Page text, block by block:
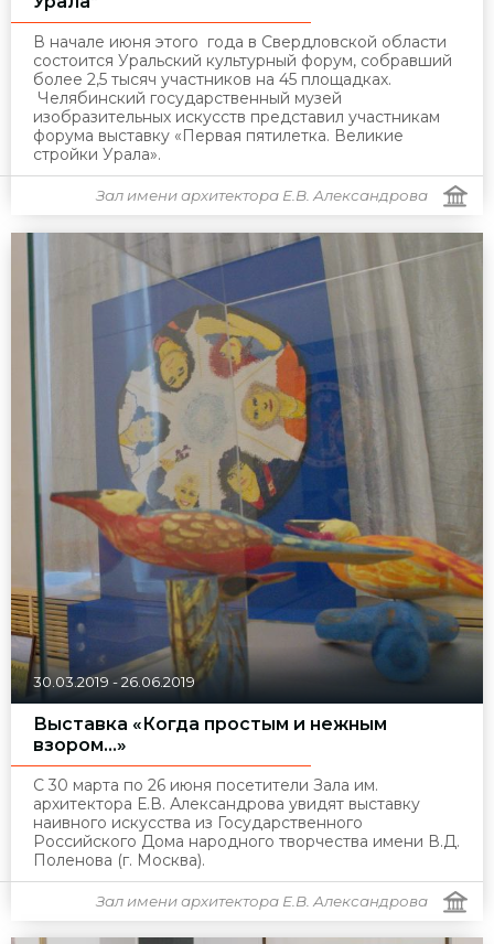
В начале июня этого года в Свердловской области
состоится Уральский культурный форум, собравший
более 2,5 тысяч участников на 45 площадках.
Челябинский государственный музей
изобразительных искусств представил участникам
форума выставку «Первая пятилетка. Великие
стройки Урала».
Зал имени архитектора Е.В. Александрова
30.03.2019 -26.06.2019
Выставка «Когда простым и нежным
взором…»
С 30 марта по 26 июня посетители Зала им.
архитектора Е.В. Александрова увидят выставку
наивного искусства из Государственного
Российского Дома народного творчества имени В.Д.
Поленова (г. Москва).
Зал имени архитектора Е.В. Александрова